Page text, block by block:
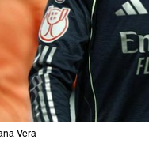
Vera